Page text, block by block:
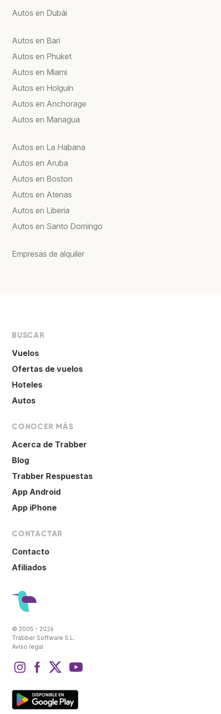
Autos en Dubái
Autos en Bari
Autos en Phuket
Autos en Miami
Autos en Holguín
Autos en Anchorage
Autos en Managua
Autos en La Habana
Autos en Aruba
Autos en Boston
Autos en Atenas
Autos en Liberia
Autos en Santo Domingo
Empresas de alquiler
BUSCAR
Vuelos
Ofertas de vuelos
Hoteles
Autos
CONOCER MÁS
Acerca de Trabber
Blog
Trabber Respuestas
App Android
App iPhone
CONTACTAR
Contacto
Afiliados
© 2005 - 2026
Trabber Software S.L.
Aviso legal